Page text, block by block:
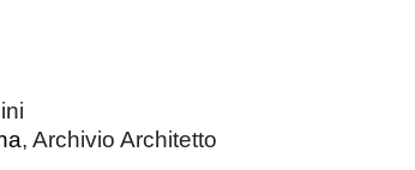
, Archivio Architetto